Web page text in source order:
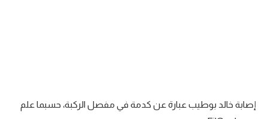
منتخب مصر
إصابة خالد بوطيب عبارة عن كدمة في مفصل الركبة، حسبما علم